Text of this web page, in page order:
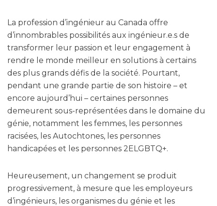
La profession d’ingénieur au Canada offre
d’innombrables possibilités aux ingénieur.e.s de
transformer leur passion et leur engagement à
rendre le monde meilleur en solutions à certains
des plus grands défis de la société. Pourtant,
pendant une grande partie de son histoire – et
encore aujourd’hui – certaines personnes
demeurent sous-représentées dans le domaine du
génie, notamment les femmes, les personnes
racisées, les Autochtones, les personnes
handicapées et les personnes 2ELGBTQ+.
Heureusement, un changement se produit
progressivement, à mesure que les employeurs
d’ingénieurs, les organismes du génie et les